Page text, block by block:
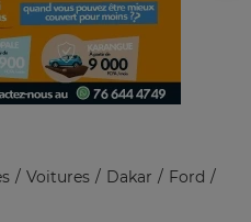
Voitures Dakar Ford